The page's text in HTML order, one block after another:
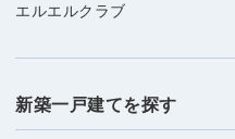
エルエルクラブ
新築一戸建てを探す